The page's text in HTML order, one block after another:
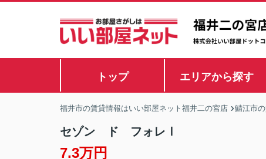
トップ エリアから探す
福井市の賃貸情報はいい部屋ネット福井二の宮店 鯖江市
セゾン ド フォレⅠ
7.3万円